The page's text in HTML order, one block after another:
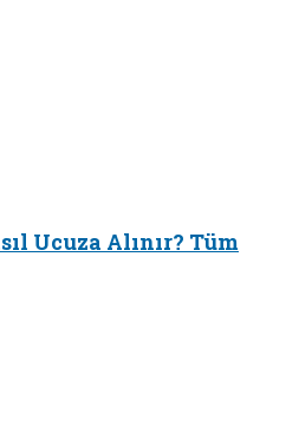
Ucuza Alınır? Tüm